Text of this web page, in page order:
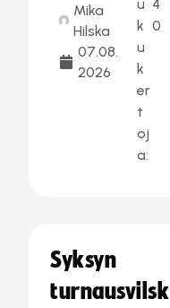
Mika
Hilska
07.08.
2026
u
k
u
k
er
t
oj
a:
4
0
Syksyn
turnausvilsk